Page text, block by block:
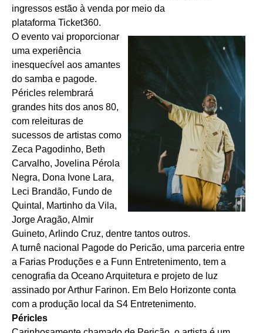
ingressos estão à venda por meio da
plataforma Ticket360.
O evento vai proporcionar
uma experiência
inesquecível aos amantes
do samba e pagode.
Péricles relembrará
grandes hits dos anos 80,
com releituras de
sucessos de artistas como
Zeca Pagodinho, Beth
Carvalho, Jovelina Pérola
Negra, Dona Ivone Lara,
Leci Brandão, Fundo de
Quintal, Martinho da Vila,
Jorge Aragão, Almir
Guineto, Arlindo Cruz, dentre tantos outros.
A turnê nacional Pagode do Pericão, uma parceria entre
a Farias Produções e a Funn Entretenimento, tem a
cenografia da Oceano Arquitetura e projeto de luz
assinado por Arthur Farinon. Em Belo Horizonte conta
com a produção local da S4 Entretenimento.
Péricles